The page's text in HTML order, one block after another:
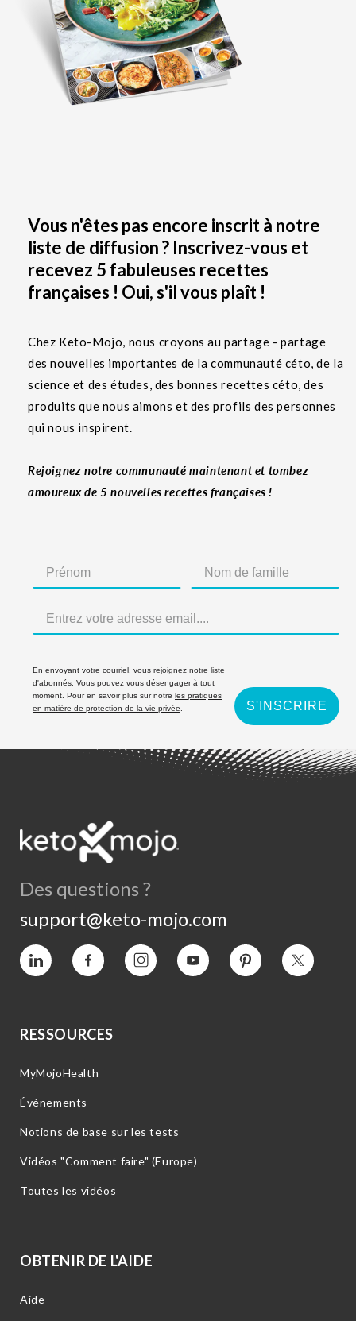
Vous n'êtes pas encore inscrit à notre
liste de diffusion ? Inscrivez-vous et
recevez 5 fabuleuses recettes
françaises ! Oui, s'il vous plaît !
Chez Keto-Mojo, nous croyons au partage - partage
des nouvelles importantes de la communauté céto, de la
science et des études, des bonnes recettes céto, des
produits que nous aimons et des profils des personnes
qui nous inspirent.
Rejoignez notre communauté maintenant et tombez
amoureux de 5 nouvelles recettes françaises !
En envoyant votre courriel, vous rejoignez notre liste
d'abonnés. Vous pouvez vous désengager à tout
moment. Pour en savoir plus sur notre les pratiques
en matière de protection de la vie privée
S'INSCRIRE
Des questions ?
support@keto-mojo.com
Vimeo Facebook InstagramYouTube Intérêt Twitter
RESSOURCES
MyMojoHealth
Événements
Notions de base sur les tests
Vidéos "Comment faire" (Europe)
Toutes les vidéos
OBTENIR DE L'AIDE
Aide